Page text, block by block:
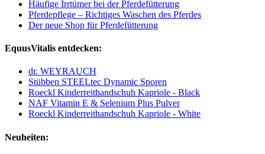
Häufige Irrtümer bei der Pferdefütterung
Pferdepflege – Richtiges Waschen des Pferdes
Der neue Shop für Pferdefütterung
EquusVitalis entdecken:
dr. WEYRAUCH
Stübben STEELtec Dynamic Sporen
Roeckl Kinderreithandschuh Kapriole - Black
NAF Vitamin E & Selenium Plus Pulver
Roeckl Kinderreithandschuh Kapriole - White
Neuheiten: